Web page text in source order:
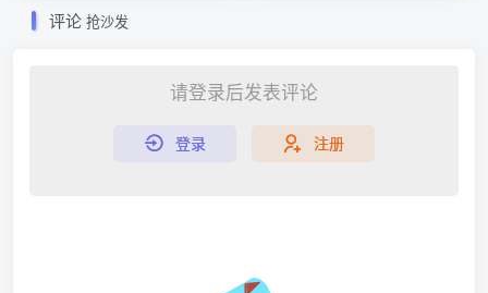
评论 抢沙发
请登录后发表评论
登录 注册